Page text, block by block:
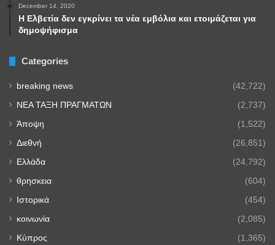
December 14, 2020
Η Ελβετία δεν εγκρίνει τα νέα εμβόλια και ετοιμάζεται για
δημοψήφισμα
Categories
breaking news (42,722)
NEA TAΞΗ ΠΡΑΓΜΑΤΩΝ (2,737)
Άποψη (1,522)
Διεθνή (26,851)
Ελλάδα (24,792)
θρησκεια (604)
Ιστορικά (454)
κοινωνία (2,085)
Κύπρος (1,365)